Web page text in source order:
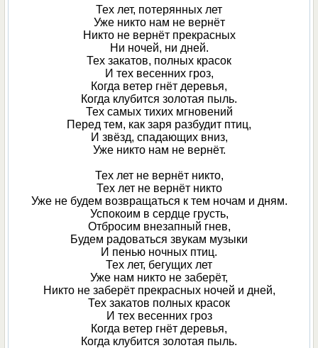
Тех лет, потерянных лет
Уже никто нам не вернёт
Никто не вернёт прекрасных
Ни ночей, ни дней.
Тех закатов, полных красок
И тех весенних гроз,
Когда ветер гнёт деревья,
Когда клубится золотая пыль.
Тех самых тихих мгновений
Перед тем, как заря разбудит птиц,
И звёзд, спадающих вниз,
Уже никто нам не вернёт.
Тех лет не вернёт никто,
Тех лет не вернёт никто
Уже не будем возвращаться к тем ночам и дням.
Успокоим в сердце грусть,
Отбросим внезапный гнев,
Будем радоваться звукам музыки
И пенью ночных птиц.
Тех лет, бегущих лет
Уже нам никто не заберёт,
Никто не заберёт прекрасных ночей и дней,
Тех закатов полных красок
И тех весенних гроз
Когда ветер гнёт деревья,
Когда клубится золотая пыль.